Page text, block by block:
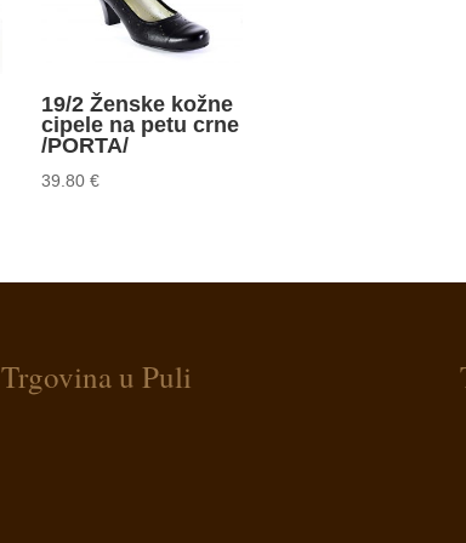
19/2 Ženske kožne
cipele na petu crne
/PORTA/
39.80€
Trgovina u Puli